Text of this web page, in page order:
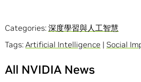
Categories: 深度學習與人工智慧
Tags: Artificial Intelligence | Social
All NVIDIA News